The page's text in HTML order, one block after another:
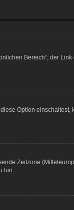
Bereich“; der
Option einschaltest,
Zeitzone
tun.